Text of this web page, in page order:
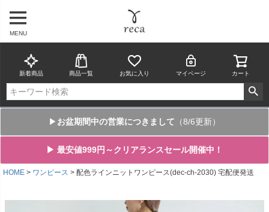
MENU
新着商品 商品一覧 お気に入り マイページ カート
▶ お盆期間中の営業につきまして （8/6更新）
▶ 最安値999円～クリアランスセール開催中！
HOME ワンピース 配色ラインニットワンピース(dec-ch-2030) 宅配便発送